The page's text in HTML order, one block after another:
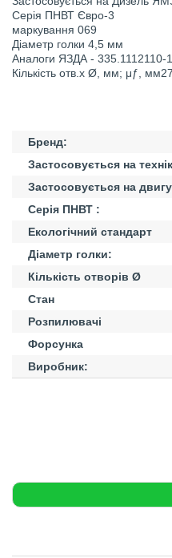
Серія ПНВТ Євро-3
маркування 069
Діаметр голки 4,5 мм
Аналоги ЯЗДА - 335.1112110-
Кількість отв.х Ø, мм; μƒ,
Бренд:
Застосовується на
Застосовується на
Серія ПНВТ :
Екологічний стандарт
Діаметр голки:
Кількість отворів Ø
Стан
Розпилювачі
Форсунка
Виробник: